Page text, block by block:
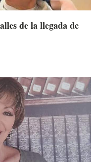
de la llegada de